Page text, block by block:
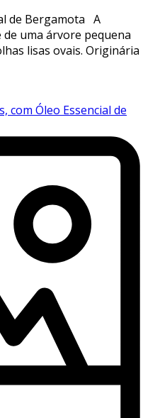
de Bergamota A
uma árvore pequena
lisas ovais. Originária